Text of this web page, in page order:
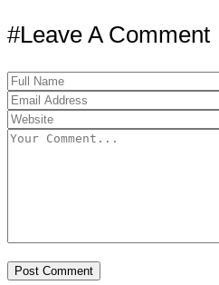
#Leave A Comment